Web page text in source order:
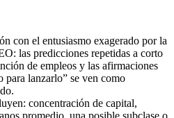
con el entusiasmo exagerado por la
las predicciones repetidas a corto
de empleos y las afirmaciones
para lanzarlo” se ven como
concentración de capital,
promedio, una posible subclase o